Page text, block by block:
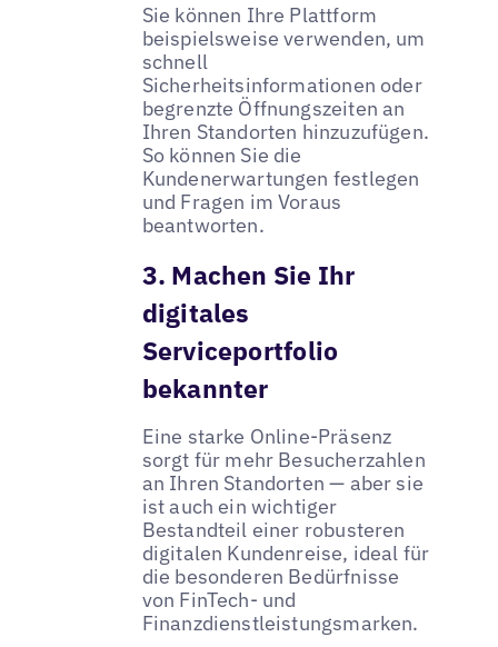
Sie können Ihre Plattform
beispielsweise verwenden, um
schnell
Sicherheitsinformationen oder
begrenzte Öffnungszeiten an
Ihren Standorten hinzuzufügen.
So können Sie die
Kundenerwartungen festlegen
und Fragen im Voraus
beantworten.
3. Machen Sie Ihr
digitales
Serviceportfolio
bekannter
Eine starke Online-Präsenz
sorgt für mehr Besucherzahlen
an Ihren Standorten — aber sie
ist auch ein wichtiger
Bestandteil einer robusteren
digitalen Kundenreise, ideal für
die besonderen Bedürfnisse
von FinTech- und
Finanzdienstleistungsmarken.